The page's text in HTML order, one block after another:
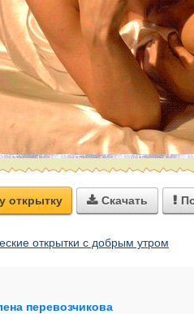
открытку  Скачать 
открытки с добрым утром
перевозчикова